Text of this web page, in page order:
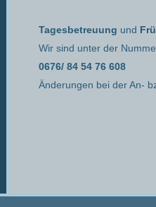
Tagesbetreuung und
Wir sind unter der
0676/ 84 54 76 608
Änderungen bei der An-